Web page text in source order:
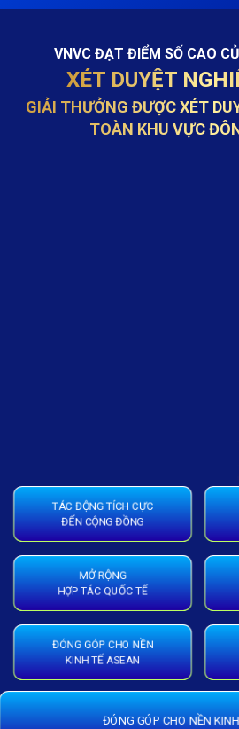
VNVC ĐẠT ĐIỂM SỐ CAO
XÉT DUYỆT
GIẢI THƯỞNG ĐƯỢC XÉT
TOÀN KHU VỰC
TÁC ĐỘNG TÍCH CỰC
ĐẾN CỘNG ĐỒNG
MỞ RỘNG
HỢP TÁC QUỐC TẾ
ĐÓNG GÓP CHO NỀN
KINH TẾ ASEAN
ĐÓNG GÓP CHO NỀN KINH